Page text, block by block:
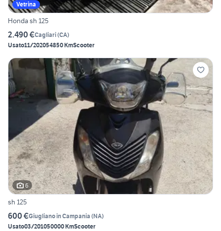
Vetrina
Honda sh 125
2.490 €Cagliari(CA)
Usato11/202054850 KmScooter
6
sh 125
600 €Giugliano in Campania (NA)
Usato03/201050000 KmScooter